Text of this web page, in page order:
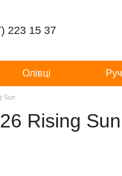
223 15 37
Олівці
Sun
Rising Sun